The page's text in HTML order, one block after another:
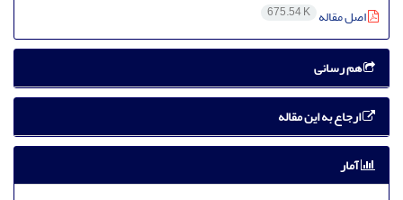
اصل مقاله 675.54 K
هم رسانی
ارجاع به این مقاله
آمار